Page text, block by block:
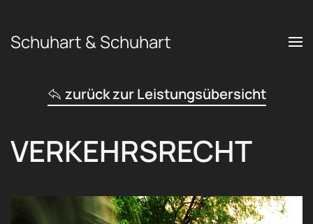
Zum Hauptinhalt springen
Schuhart & Schuhart
zurück zur Leistungsübersicht
VERKEHRSRECHT